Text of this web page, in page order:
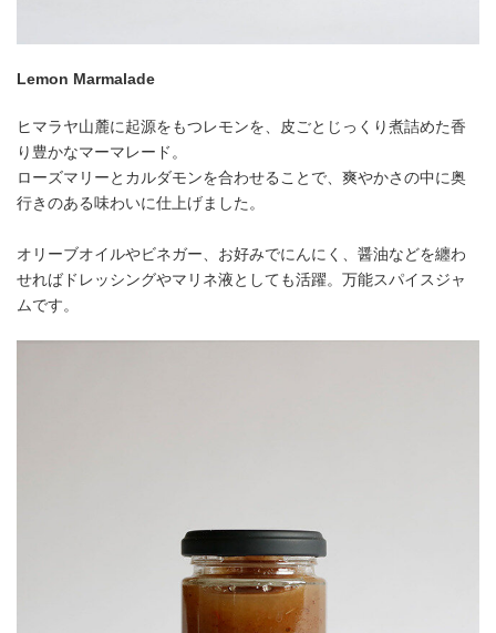
Lemon Marmalade
ヒマラヤ山麓に起源をもつレモンを、皮ごとじっくり煮詰めた香
り豊かなマーマレード。
ローズマリーとカルダモンを合わせることで、爽やかさの中に奥
行きのある味わいに仕上げました。
オリーブオイルやビネガー、お好みでにんにく、醤油などを纏わ
せればドレッシングやマリネ液としても活躍。万能スパイスジャ
ムです。